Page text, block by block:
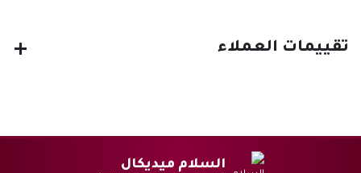
تقييمات العملاء
السلام ميديكال